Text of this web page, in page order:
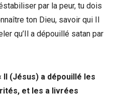
par la peur, tu dois
ton Dieu, savoir qui Il
qu’Il a dépouillé satan par
Il (Jésus) a dépouillé les
et les a livrées